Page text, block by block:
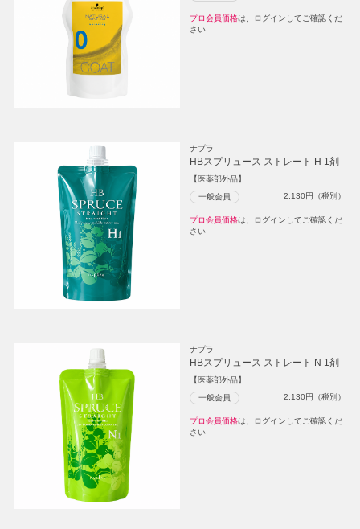
プロ会員価格は、ログインしてご確認くだ
さい
ナプラ
HBスプリュース ストレート H 1剤
【医薬部外品】
一般会員 2,130円（税別）
プロ会員価格は、ログインしてご確認くだ
さい
ナプラ
HBスプリュース ストレート N 1剤
【医薬部外品】
一般会員 2,130円（税別）
プロ会員価格は、ログインしてご確認くだ
さい